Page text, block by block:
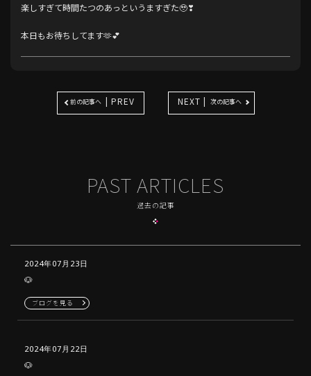
楽しすぎて時間たつのあっというますぎた🥹❣
本日もお待ちしてます🫶💕
前の記事へ | PREV NEXT | 次の記事へ
PAST ARTICLES
過去の記事
2024年07月23日
🐶
ブログを見る
2024年07月22日
🐶